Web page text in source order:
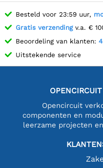
Besteld voor 23:59 uur,
Gratis verzendingv.a. €
Beoordeling van klanten:
Uitstekende service
Opencircuit
componenten en
leerzame projecten